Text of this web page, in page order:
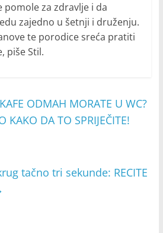
pomole za zdravlje i da
zajedno u šetnji i druženju.
te porodice sreća pratiti
piše Stil.
ODMAH MORATE U WC?
DA TO SPRIJEČITE!
tačno tri sekunde: RECITE